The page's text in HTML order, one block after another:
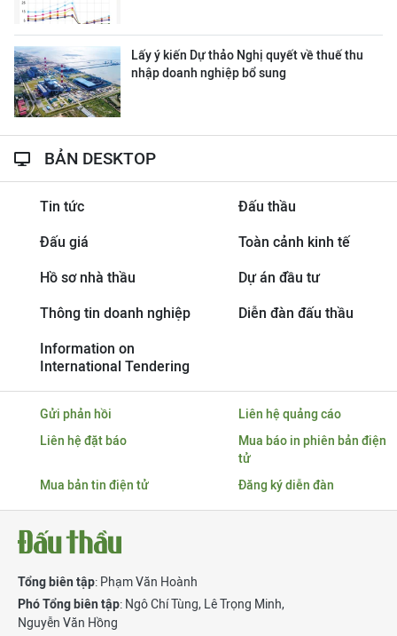
Lấy ý kiến Dự thảo Nghị quyết về thuế thu
nhập doanh nghiệp bổ sung
BẢN DESKTOP
Tin tức Đấu thầu
Đấu giá Toàn cảnh kinh tế
Hồ sơ nhà thầu Dự án đầu tư
Thông tin doanh nghiệp Diễn đàn đấu thầu
Information on
International Tendering
Gửi phản hồi
Liên hệ quảng cáo
Liên hệ đặt báo
Mua báo in phiên bản điện
tử
Mua bản tin điện tử
Đăng ký diễn đàn
Tổng biên tập: Phạm Văn Hoành
Phó Tổng biên tập: Ngô Chí Tùng, Lê Trọng Minh,
Nguyễn Văn Hồng